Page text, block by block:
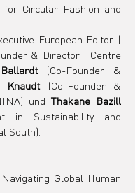
for Circular Fashion and
European Editor |
& Director | Centre
(Co-Founder &
Knaudt (Co-Founder &
und
in Sustainability and
South).
Global Human